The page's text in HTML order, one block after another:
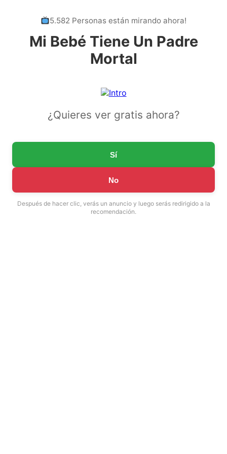
5.582 Personas están mirando ahora!
Mi Bebé Tiene Un Padre
Mortal
¿Quieres ver gratis ahora?
Sí
No
Después de hacer clic, verás un anuncio y luego serás redirigido a la
recomendación.